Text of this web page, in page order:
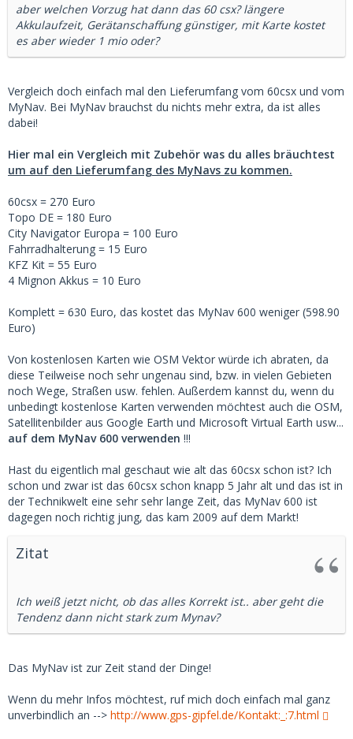
aber welchen Vorzug hat dann das 60 csx? längere
Akkulaufzeit, Gerätanschaffung günstiger, mit Karte kostet
es aber wieder 1 mio oder?
Vergleich doch einfach mal den Lieferumfang vom 60csx und vom
MyNav. Bei MyNav brauchst du nichts mehr extra, da ist alles
dabei!
Hier mal ein Vergleich mit Zubehör was du alles bräuchtest
um auf den Lieferumfang des MyNavs zu kommen.
60csx = 270 Euro
Topo DE = 180 Euro
City Navigator Europa = 100 Euro
Fahrradhalterung = 15 Euro
KFZ Kit = 55 Euro
4 Mignon Akkus = 10 Euro
Komplett = 630 Euro, das kostet das MyNav 600 weniger (598.90
Euro)
Von kostenlosen Karten wie OSM Vektor würde ich abraten, da
diese Teilweise noch sehr ungenau sind, bzw. in vielen Gebieten
noch Wege, Straßen usw. fehlen. Außerdem kannst du, wenn du
unbedingt kostenlose Karten verwenden möchtest auch die OSM,
Satellitenbilder aus Google Earth und Microsoft Virtual Earth usw...
auf dem MyNav 600 verwenden !!!
Hast du eigentlich mal geschaut wie alt das 60csx schon ist? Ich
schon und zwar ist das 60csx schon knapp 5 Jahr alt und das ist in
der Technikwelt eine sehr sehr lange Zeit, das MyNav 600 ist
dagegen noch richtig jung, das kam 2009 auf dem Markt!
Zitat
Ich weiß jetzt nicht, ob das alles Korrekt ist.. aber geht die
Tendenz dann nicht stark zum Mynav?
Das MyNav ist zur Zeit stand der Dinge!
Wenn du mehr Infos möchtest, ruf mich doch einfach mal ganz
unverbindlich an --> http://www.gps-gipfel.de/Kontakt:_:7.html